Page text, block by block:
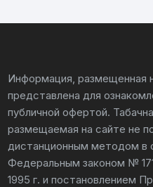
Информация, размещенная
представлена для
публичной офертой.
размещаемая на сайте не
дистанционным методом в
Федеральным законом №
1995 г. и постановлением